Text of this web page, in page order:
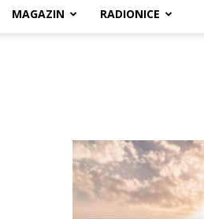
MAGAZIN RADIONICE